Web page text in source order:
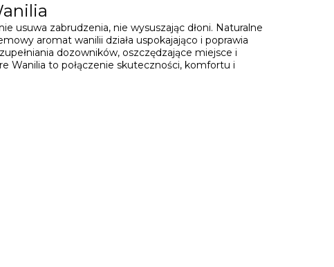
usuwa zabrudzenia, nie wysuszając dłoni. Naturalne
aromat wanilii działa uspokajająco i poprawia
dozowników, oszczędzające miejsce i
Wanilia to połączenie skuteczności, komfortu i